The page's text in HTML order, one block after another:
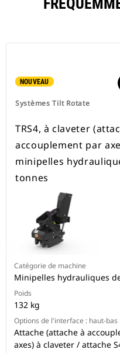
NOUVEAU
Systèmes Tilt Rotate
TRS4, à claveter
accouplement par
minipelles
tonnes
Catégorie de machine
Minipelles hydrauliques
Poids
132 kg
Options de l'interface : haut-bas
Attache (attache à
axes) à claveter / attache